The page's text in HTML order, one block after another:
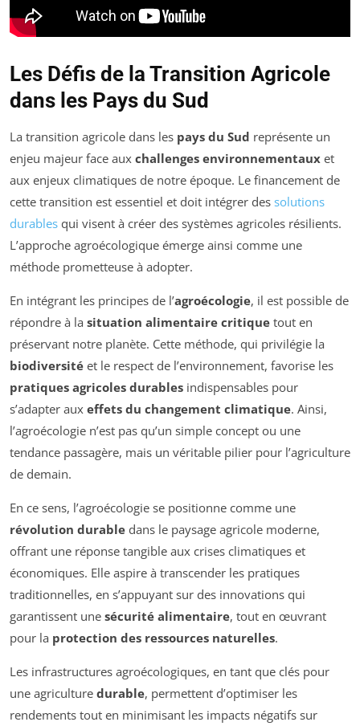
Les Défis de la Transition Agricole
dans les Pays du Sud
La transition agricole dans les pays du Sud représente un
enjeu majeur face aux challenges environnementaux et
aux enjeux climatiques de notre époque. Le financement de
cette transition est essentiel et doit intégrer des solutions
durables qui visent à créer des systèmes agricoles résilients.
L’approche agroécologique émerge ainsi comme une
méthode prometteuse à adopter.
En intégrant les principes de l’agroécologie, il est possible de
répondre à la situation alimentaire critique tout en
préservant notre planète. Cette méthode, qui privilégie la
biodiversité et le respect de l’environnement, favorise les
pratiques agricoles durables indispensables pour
s’adapter aux effets du changement climatique. Ainsi,
l’agroécologie n’est pas qu’un simple concept ou une
tendance passagère, mais un véritable pilier pour l’agriculture
de demain.
En ce sens, l’agroécologie se positionne comme une
révolution durable dans le paysage agricole moderne,
offrant une réponse tangible aux crises climatiques et
économiques. Elle aspire à transcender les pratiques
traditionnelles, en s’appuyant sur des innovations qui
garantissent une sécurité alimentaire, tout en œuvrant
pour la protection des ressources naturelles.
Les infrastructures agroécologiques, en tant que clés pour
une agriculture durable, permettent d’optimiser les
rendements tout en minimisant les impacts négatifs sur